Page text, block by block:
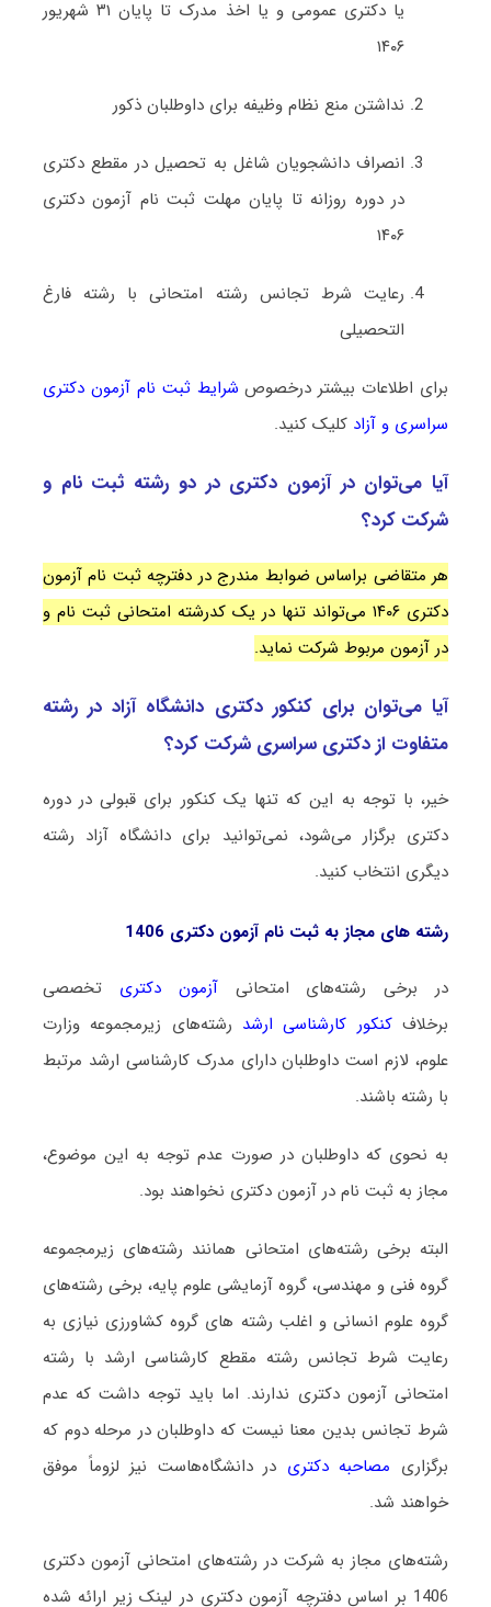
یا دکتری عمومی و یا اخذ مدرک تا پایان ۳۱ شهریور
۱۴۰۶
نداشتن منع نظام وظیفه برای داوطلبان ذکور
انصراف دانشجویان شاغل به تحصیل در مقطع دکتری
در دوره روزانه تا پایان مهلت ثبت نام آزمون دکتری
۱۴۰۶
رعایت شرط تجانس رشته امتحانی با رشته فارغ
التحصیلی
برای اطلاعات بیشتر درخصوص شرایط ثبت نام آزمون دکتری
سراسری و آزاد کلیک کنید.
آیا می‌توان در آزمون دکتری در دو رشته ثبت نام و
شرکت کرد؟
هر متقاضی براساس ضوابط مندرج در دفترچه ثبت نام آزمون
دکتری ۱۴۰۶ می‌تواند تنها در یک کدرشته امتحانی ثبت نام و
در آزمون مربوط شرکت نماید.
آیا می‌توان برای کنکور دکتری دانشگاه آزاد در رشته
متفاوت از دکتری سراسری شرکت کرد؟
خیر، با توجه به این که تنها یک کنکور برای قبولی در دوره
دکتری برگزار می‌شود، نمی‌توانید برای دانشگاه آزاد رشته
دیگری انتخاب کنید.
رشته های مجاز به ثبت نام آزمون دکتری 1406
در برخی رشته‌های امتحانی آزمون دکتری تخصصی
برخلافکنکور کارشناسی ارشد رشته‌های زیرمجموعه وزارت
علوم، لازم است داوطلبان دارای مدرک کارشناسی ارشد مرتبط
با رشته باشند.
به نحوی که داوطلبان در صورت عدم توجه به این موضوع،
مجاز به ثبت نام در آزمون دکتری نخواهند بود.
البته برخی رشته‌های امتحانی همانند رشته‌های زیرمجموعه
گروه فنی و مهندسی، گروه آزمایشی علوم پایه، برخی رشته‌های
گروه علوم انسانی و اغلب رشته های گروه کشاورزی نیازی به
رعایت شرط تجانس رشته مقطع کارشناسی ارشد با رشته
امتحانی آزمون دکتری ندارند. اما باید توجه داشت که عدم
شرط تجانس بدین معنا نیست که داوطلبان در مرحله دوم که
برگزاری مصاحبه دکتری در دانشگاه‌هاست نیز لزوماً موفق
خواهند شد.
رشته‌های مجاز به شرکت در رشته‌های امتحانی آزمون دکتری
1406 بر اساس دفترچه آزمون دکتری در لینک زیر ارائه شده